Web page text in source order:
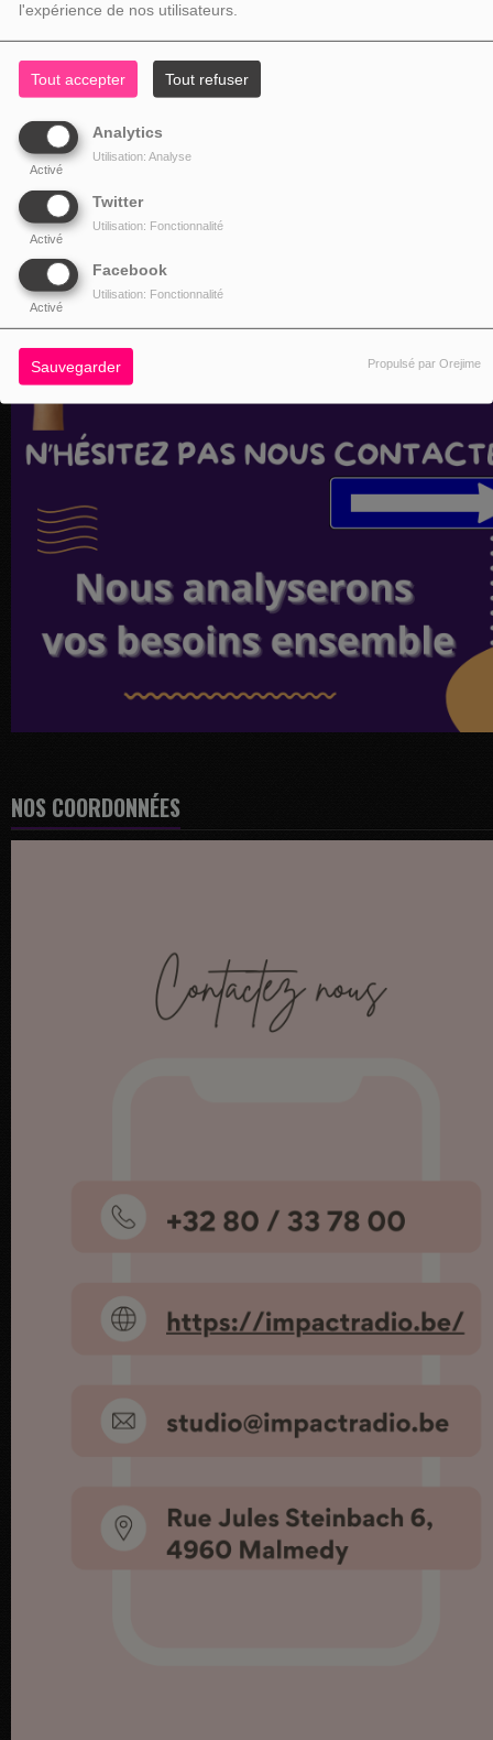
l'expérience de nos utilisateurs.
Tout accepter Tout refuser
Analytics
Activé
Utilisation: Analyse
Twitter
Activé
Utilisation: Fonctionnalité
Facebook
Activé
Utilisation: Fonctionnalité
Sauvegarder Propulsé par Orejime
NOS COORDONNÉES